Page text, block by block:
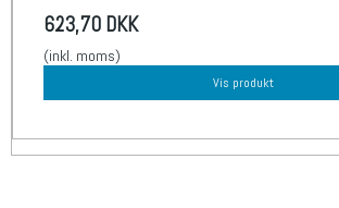
623,70 DKK
(inkl. moms)
Vis produkt